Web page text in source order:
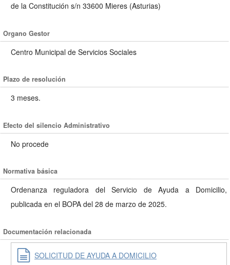
de la Constitución s/n 33600 Mieres (Asturias)
Organo Gestor
Centro Municipal de Servicios Sociales
Plazo de resolución
3 meses.
Efecto del silencio Administrativo
No procede
Normativa básica
Ordenanza reguladora del Servicio de Ayuda a Domicilio,
publicada en el BOPA del 28 de marzo de 2025.
Documentación relacionada
SOLICITUD DE AYUDA A DOMICILIO